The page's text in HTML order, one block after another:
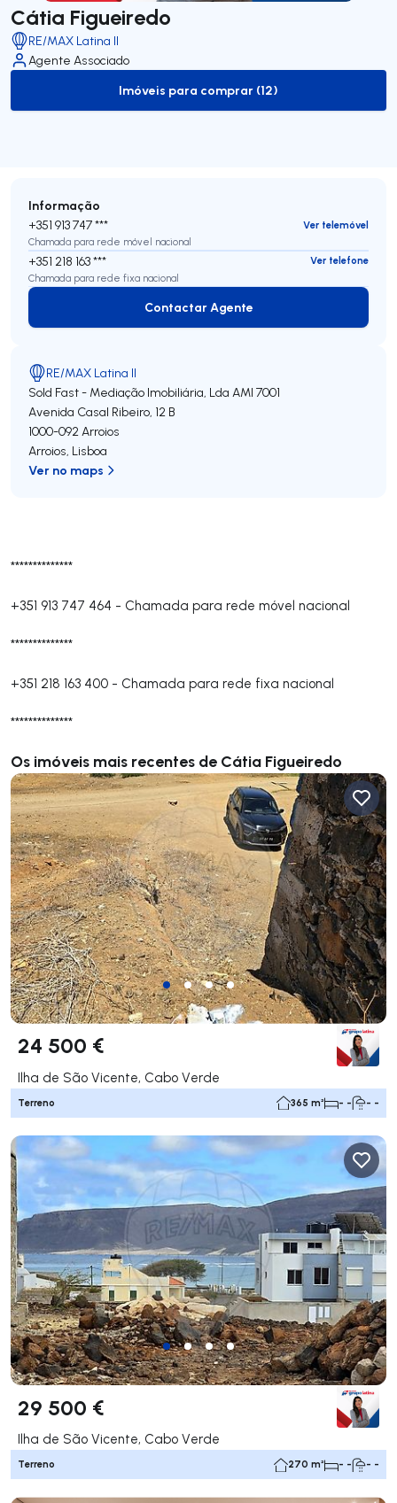
Cátia Figueiredo
RE/MAX Latina II
Agente Associado
to-buy-listing
Imóveis para comprar (12)
**************
+351 913 747 464 - Chamada para rede móvel nacional
**************
+351 218 163 400 - Chamada para rede fixa nacional
**************
Os imóveis mais recentes de Cátia Figueiredo
24 500 €
Ilha de São Vicente, Cabo Verde
Terreno 365 m² - - - -
29 500 €
Ilha de São Vicente, Cabo Verde
Terreno 270 m² - - - -
Informação
+351 913 747 ***
Ver telemóvel
Chamada para rede móvel nacional
+351 218 163 ***
Ver telefone
Chamada para rede fixa nacional
Contactar Agente
Contactar Agente
RE/MAX Latina II
Sold Fast - Mediação Imobiliária, Lda AMI 7001
Avenida Casal Ribeiro, 12 B
1000-092Arroios
Arroios, Lisboa
Ver no maps